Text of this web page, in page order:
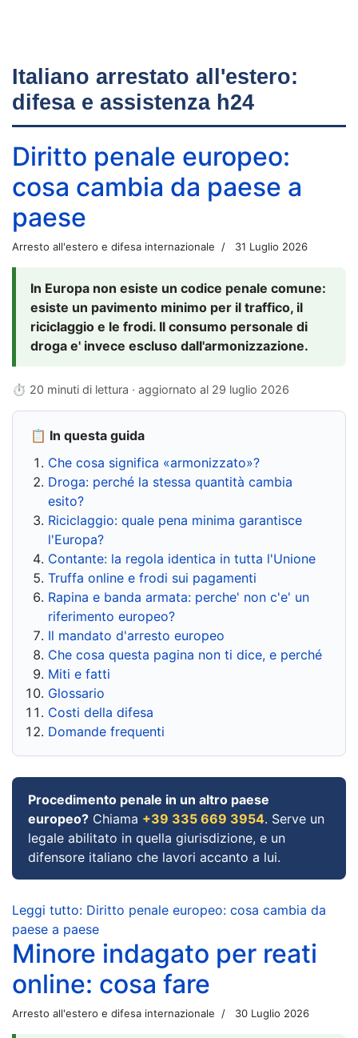
Italiano arrestato all'estero:
difesa e assistenza h24
Diritto penale europeo:
cosa cambia da paese a
paese
Arresto all'estero e difesa internazionale 31 Luglio 2026
In Europa non esiste un codice penale comune:
esiste un pavimento minimo per il traffico, il
riciclaggio e le frodi. Il consumo personale di
droga e' invece escluso dall'armonizzazione.
⏱ 20 minuti di lettura · aggiornato al 29 luglio 2026
📋 In questa guida
Che cosa significa «armonizzato»?
Droga: perché la stessa quantità cambia
esito?
Riciclaggio: quale pena minima garantisce
l'Europa?
Contante: la regola identica in tutta l'Unione
Truffa online e frodi sui pagamenti
Rapina e banda armata: perche' non c'e' un
riferimento europeo?
Il mandato d'arresto europeo
Che cosa questa pagina non ti dice, e perché
Miti e fatti
Glossario
Costi della difesa
Domande frequenti
Procedimento penale in un altro paese
europeo? Chiama +39 335 669 3954. Serve un
legale abilitato in quella giurisdizione, e un
difensore italiano che lavori accanto a lui.
Leggi tutto: Diritto penale europeo: cosa cambia da
paese a paese
Minore indagato per reati
online: cosa fare
Arresto all'estero e difesa internazionale 30 Luglio 2026